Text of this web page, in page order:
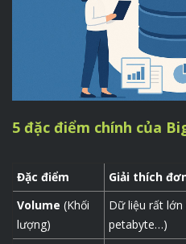
5 đặc điểm chính của
Đặc điểm
Giải thích
Volume (Khối
lượng)
Dữ liệu rất
petabyte…)